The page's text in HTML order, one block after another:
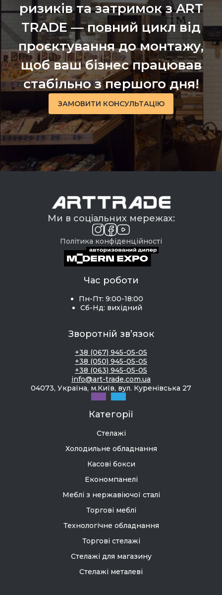
ризиків та затримок з ART
TRADE — повний цикл від
проєктування до монтажу,
щоб ваш бізнес працював
стабільно з першого дня!
ЗАМОВИТИ КОНСУЛЬТАЦІЮ
Ми в соціальних мережах:
Політика конфіденційності
Час роботи
Пн-Пт: 9:00-18:00
Сб-Нд: вихідний
Зворотній зв’язок
+38 (067) 945-05-05
+38 (050) 945-05-05
+38 (063) 945-05-05
info@art-trade.com.ua
04073, Україна, м.Київ, вул. Куренівська 27
Категорії
Стелажі
Холодильне обладнання
Касові бокси
Економпанелі
Меблі з нержавіючої сталі
Торгові меблі
Технологічне обладнання
Торгові стелажі
Стелажі для магазину
Стелажі металеві